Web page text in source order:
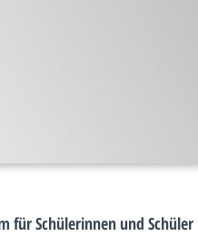
für Schülerinnen und Schüler